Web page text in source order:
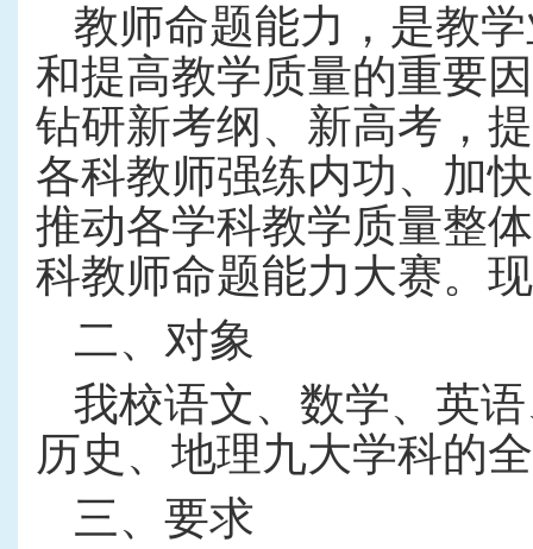
教师命题能力，是教
和提高教学质量的重要
钻研新考纲、新高考，
各科教师强练内功、加
推动各学科教学质量整
科教师命题能力大赛。
二、对象
我校语文、数学、英
历史、地理九大学科的
三、要求